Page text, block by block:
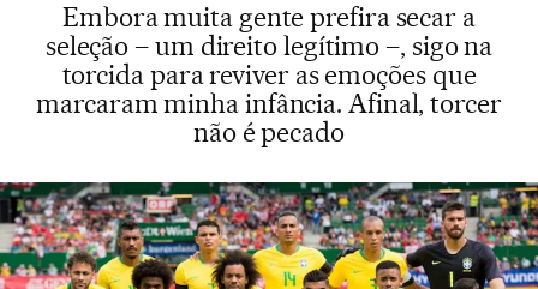
Embora muita gente prefira secar a
seleção – um direito legítimo –, sigo na
torcida para reviver as emoções que
marcaram minha infância. Afinal, torcer
não é pecado